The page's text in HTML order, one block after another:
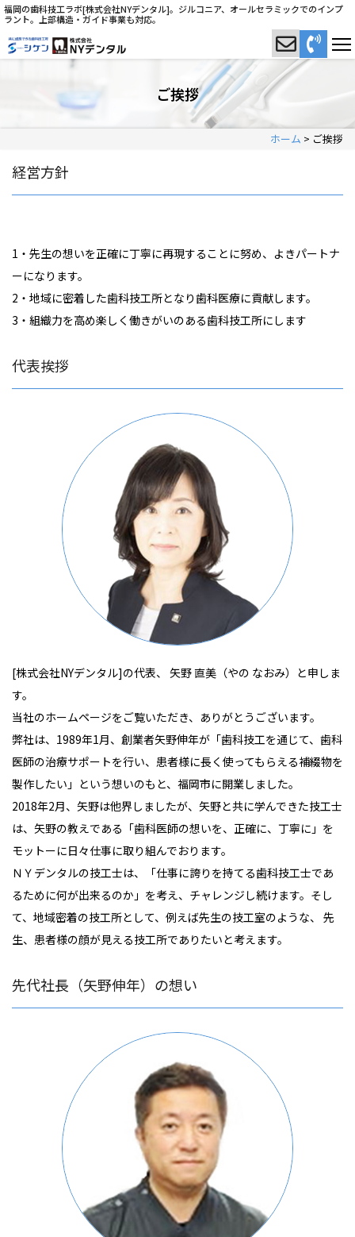
福岡の歯科技工ラボ[株式会社NYデンタル]。ジルコニア、オールセラミックでのインプ
ラント。上部構造・ガイド事業も対応。
ご挨拶
ホーム > ご挨拶
経営方針
1・先生の想いを正確に丁寧に再現することに努め、よきパートナ
ーになります。
2・地域に密着した歯科技工所となり歯科医療に貢献します。
3・組織力を高め楽しく働きがいのある歯科技工所にします
代表挨拶
[株式会社NYデンタル]の代表、 矢野 直美（やの なおみ）と申しま
す。
当社のホームページをご覧いただき、ありがとうございます。
弊社は、1989年1月、創業者矢野伸年が「歯科技工を通じて、歯科
医師の治療サポートを行い、患者様に長く使ってもらえる補綴物を
製作したい」という想いのもと、福岡市に開業しました。
2018年2月、矢野は他界しましたが、矢野と共に学んできた技工士
は、矢野の教えである「歯科医師の想いを、正確に、丁寧に」を
モットーに日々仕事に取り組んでおります。
ＮＹデンタルの技工士は、「仕事に誇りを持てる歯科技工士であ
るために何が出来るのか」を考え、チャレンジし続けます。そし
て、地域密着の技工所として、例えば先生の技工室のような、 先
生、患者様の顔が見える技工所でありたいと考えます。
先代社長（矢野伸年）の想い